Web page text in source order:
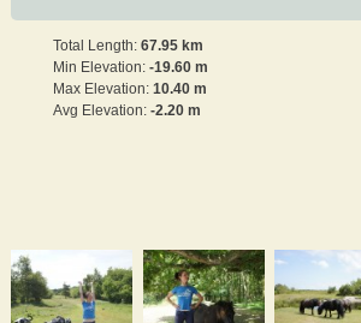
Total Length: 67.95 km
Min Elevation: -19.60 m
Max Elevation: 10.40 m
Avg Elevation: -2.20 m